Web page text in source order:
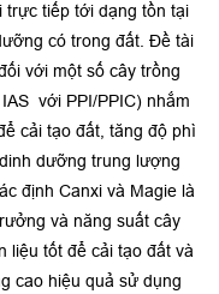
trực tiếp tới dạng tồn tại
có trong đất. Đề tài
với một số cây trồng
với PPI/PPIC) nhắm
cải tạo đất, tăng độ phì
dưỡng trung lượng
định Canxi và Magie là
và năng suất cây
liệu tốt để cải tạo đất và
cao hiệu quả sử dụng